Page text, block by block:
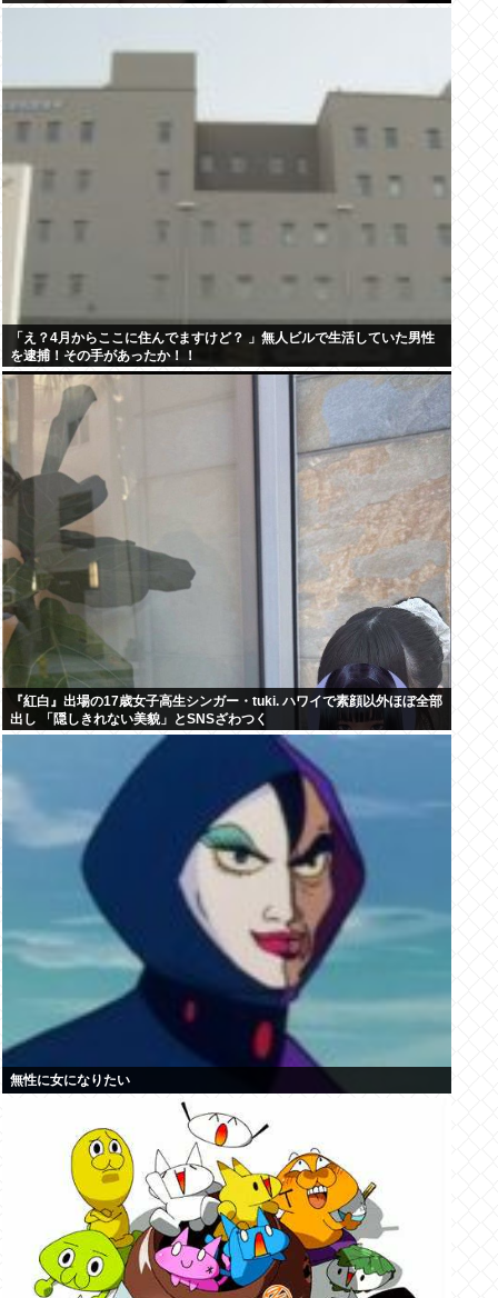
「え？4月からここに住んでますけど？ 」無人ビルで生活していた男性
を逮捕！その手があったか！！
『紅白』出場の17歳女子高生シンガー・tuki. ハワイで素顔以外ほぼ全部
出し 「隠しきれない美貌」とSNSざわつく
無性に女になりたい